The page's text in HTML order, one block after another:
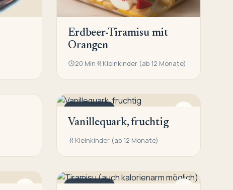
Erdbeer-Tiramisu mit
Orangen
20 Min Kleinkinder (ab 12 Monate)
NACHTISCH
Vanillequark, fruchtig
Kleinkinder (ab 12 Monate)
NACHTISCH